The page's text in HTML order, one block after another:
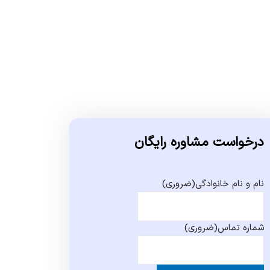
درخواست مشاوره رایگان
نام و نام خانوادگی(ضروری)
شماره تماس(ضروری)